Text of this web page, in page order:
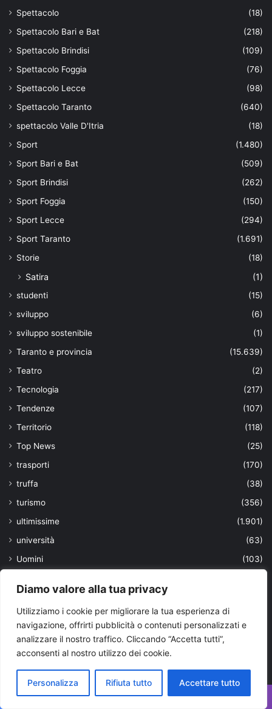
Diamo valore alla tua privacy
Utilizziamo i cookie per migliorare la tua esperienza di
navigazione, offrirti pubblicità o contenuti personalizzati e
analizzare il nostro traffico. Cliccando “Accetta tutti”,
acconsenti al nostro utilizzo dei cookie.
Personalizza Rifiuta tutto Accettare tutto
Spettacolo
(18)
Spettacolo Bari e Bat
(218)
Spettacolo Brindisi
(109)
Spettacolo Foggia
(76)
Spettacolo Lecce
(98)
Spettacolo Taranto
(640)
spettacolo Valle D'Itria
(18)
Sport
(1.480)
Sport Bari e Bat
(509)
Sport Brindisi
(262)
Sport Foggia
(150)
Sport Lecce
(294)
Sport Taranto
(1.691)
Storie
(18)
Satira (1)
studenti
(15)
sviluppo
(6)
sviluppo sostenibile
(1)
Taranto e provincia
(15.639)
Teatro
(2)
Tecnologia
(217)
Tendenze
(107)
Territorio
(118)
Top News
(25)
trasporti
(170)
truffa
(38)
turismo
(356)
ultimissime
(1.901)
università
(63)
Uomini
(103)
Valle d'Itria
viaggi
VIAGGIARE IN PUGLIA
violenza
vitivinicola